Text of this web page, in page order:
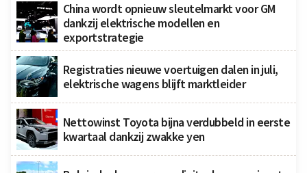
China wordt opnieuw sleutelmarkt voor GM
dankzij elektrische modellen en
exportstrategie
Registraties nieuwe voertuigen dalen in juli,
elektrische wagens blijft marktleider
Nettowinst Toyota bijna verdubbeld in eerste
kwartaal dankzij zwakke yen